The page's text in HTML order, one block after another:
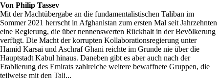
Von Philip Tassev
Mit der Machtübergabe an die fundamentalistischen Taliban im
Sommer 2021 herrscht in Afghanistan zum ersten Mal seit Jahrzehnten
eine Regierung, die über nennenswerten Rückhalt in der Bevölkerung
verfügt. Die Macht der korrupten Kollaborationsregierung unter
Hamid Karsai und Aschraf Ghani reichte im Grunde nie über die
Hauptstadt Kabul hinaus. Daneben gibt es aber auch nach der
Etablierung des Emirats zahlreiche weitere bewaffnete Gruppen, die
teilweise mit den Tali...